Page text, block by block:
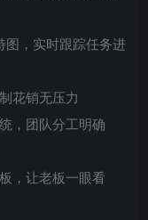
图，实时跟踪任务进
花销无压力
，团队分工明确
，让老板一眼看